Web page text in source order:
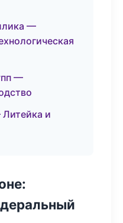
—
—
и